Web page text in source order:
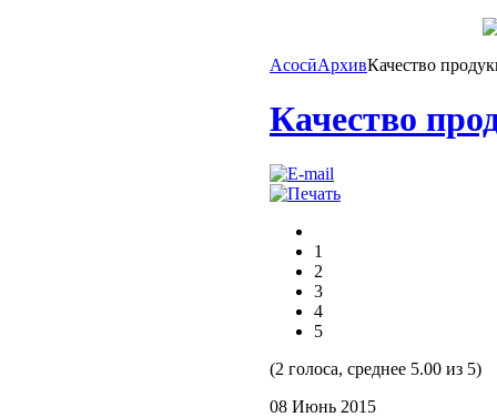
АсосӣАрхивКачество
Качество
1
2
3
4
5
(2 голоса, среднее 5.00 из 5)
08 Июнь 2015